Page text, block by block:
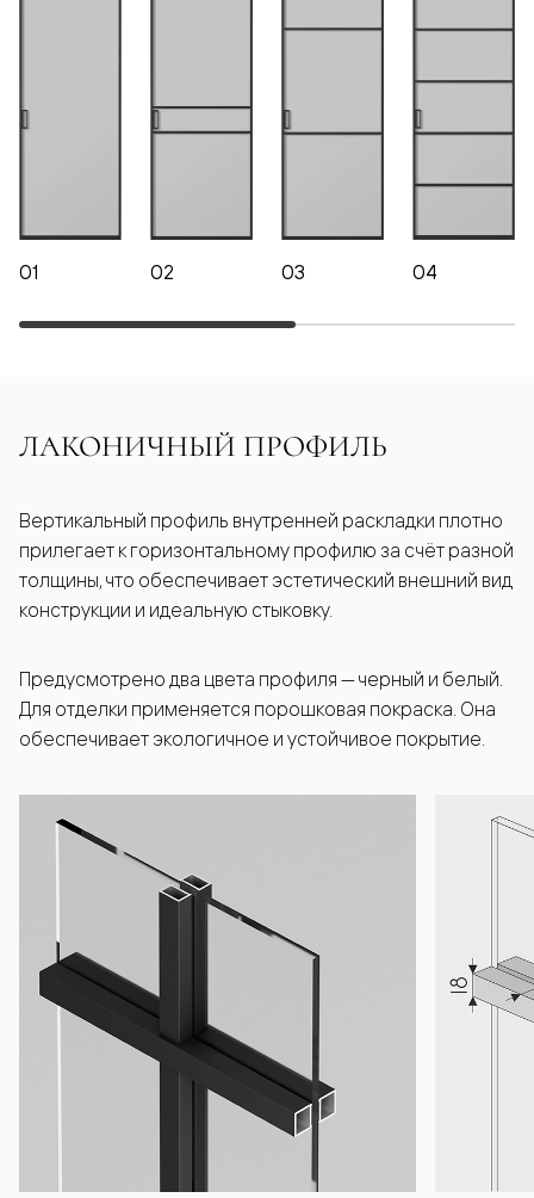
01 02 03 04
ЛАКОНИЧНЫЙ ПРОФИЛЬ
Вертикальный профиль внутренней раскладки плотно
прилегает к горизонтальному профилю за счёт разной
толщины, что обеспечивает эстетический внешний вид
конструкции и идеальную стыковку.
Предусмотрено два цвета профиля — черный и белый.
Для отделки применяется порошковая покраска. Она
обеспечивает экологичное и устойчивое покрытие.